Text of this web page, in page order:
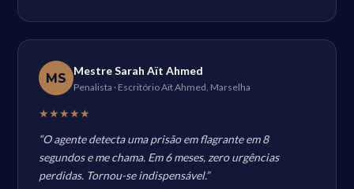
MS
Mestre Sarah Aït Ahmed
Penalista · Escritório Aït Ahmed, Marselha
★★★★★
“O agente detecta uma prisão em flagrante em 8
segundos e me chama. Em 6 meses, zero urgências
perdidas. Tornou-se indispensável.”